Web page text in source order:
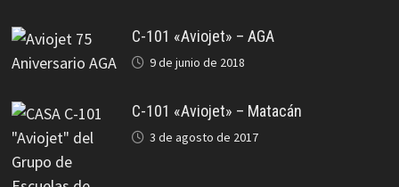
C-101 «Aviojet» – AGA
9 de junio de 2018
C-101 «Aviojet» – Matacán
3 de agosto de 2017